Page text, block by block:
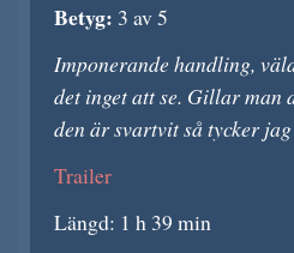
Betyg: 3 av 5
Imponerande handling,
det inget att se. Gillar man
den är svartvit så tycker
Trailer
Längd: 1 h 39 min